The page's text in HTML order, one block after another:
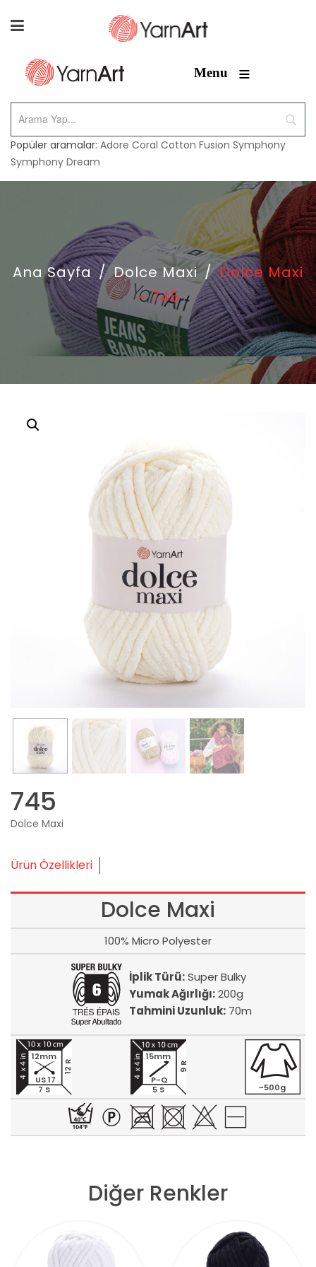
Menu ≡
Popüler aramalar: Adore Coral Cotton Fusion Symphony
Symphony Dream
Ana Sayfa / Dolce Maxi / Dolce Maxi
– 745
745
Dolce Maxi
Ürün Özellikleri
Dolce Maxi
100% Micro Polyester
İplik Türü:Super Bulky
Yumak Ağırlığı:200g
Tahmini Uzunluk: 70m
7 S
12 R
12mm
US 17
5 S
9 R
15mm
P-Q
~500g
Diğer Renkler